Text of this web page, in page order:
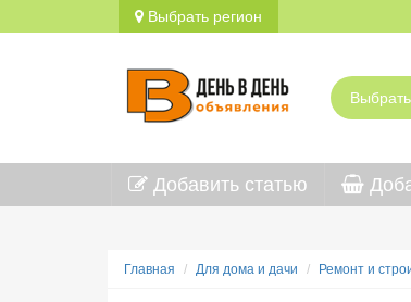
Выбрать регион
Добавить статью
Главная Для дома и дачи Ремонт и